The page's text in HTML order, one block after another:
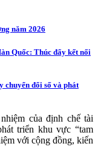
năm 2026
Quốc: Thúc đẩy kết nối
chuyển đổi số và phát
của định chế tài
triển khu vực “tam
với cộng đồng, kiến